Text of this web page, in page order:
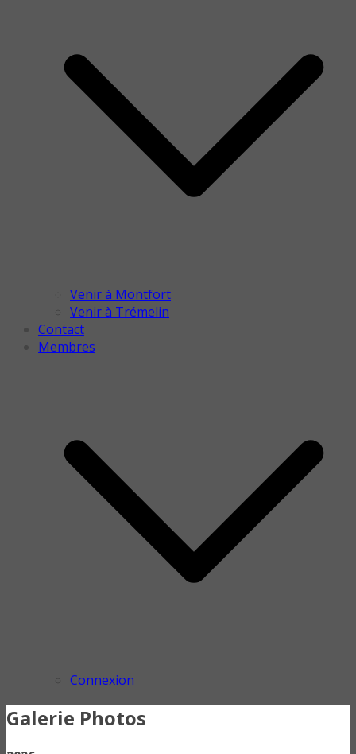
Venir à Montfort
Venir à Trémelin
Contact
Membres
Connexion
Galerie Photos